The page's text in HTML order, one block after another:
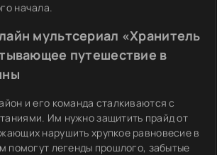
начала.
мультсериал «Хранитель
путешествие в
и его команда сталкиваются с
Им нужно защитить прайд от
нарушить хрупкое равновесие в
помогут легенды прошлого, забытые